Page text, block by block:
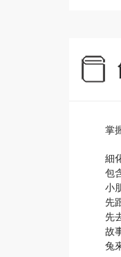
掌
細
包
小
先
先
故
兔